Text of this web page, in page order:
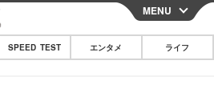
CLOSE
MENU
SPEED TEST エンタメ ライフ